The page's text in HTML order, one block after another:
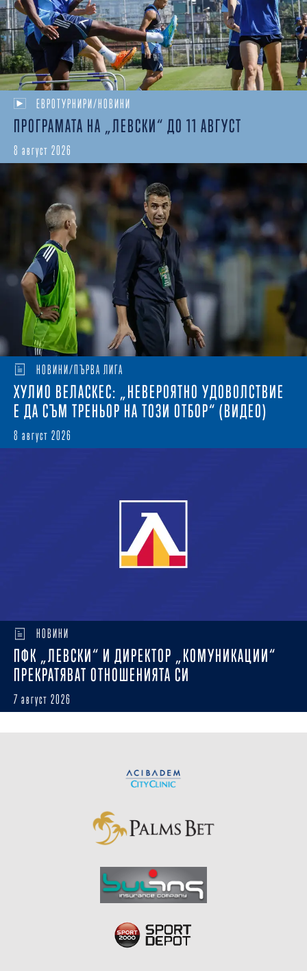
ЕВРОТУРНИРИ/НОВИНИ
ПРОГРАМАТА НА „ЛЕВСКИ“ ДО 11 АВГУСТ
8 август 2026
НОВИНИ/ПЪРВА ЛИГА
ХУЛИО ВЕЛАСКЕС: „НЕВЕРОЯТНО УДОВОЛСТВИЕ
Е ДА СЪМ ТРЕНЬОР НА ТОЗИ ОТБОР“ (ВИДЕО)
8 август 2026
НОВИНИ
ПФК „ЛЕВСКИ“ И ДИРЕКТОР „КОМУНИКАЦИИ“
ПРЕКРАТЯВАТ ОТНОШЕНИЯТА СИ
7 август 2026